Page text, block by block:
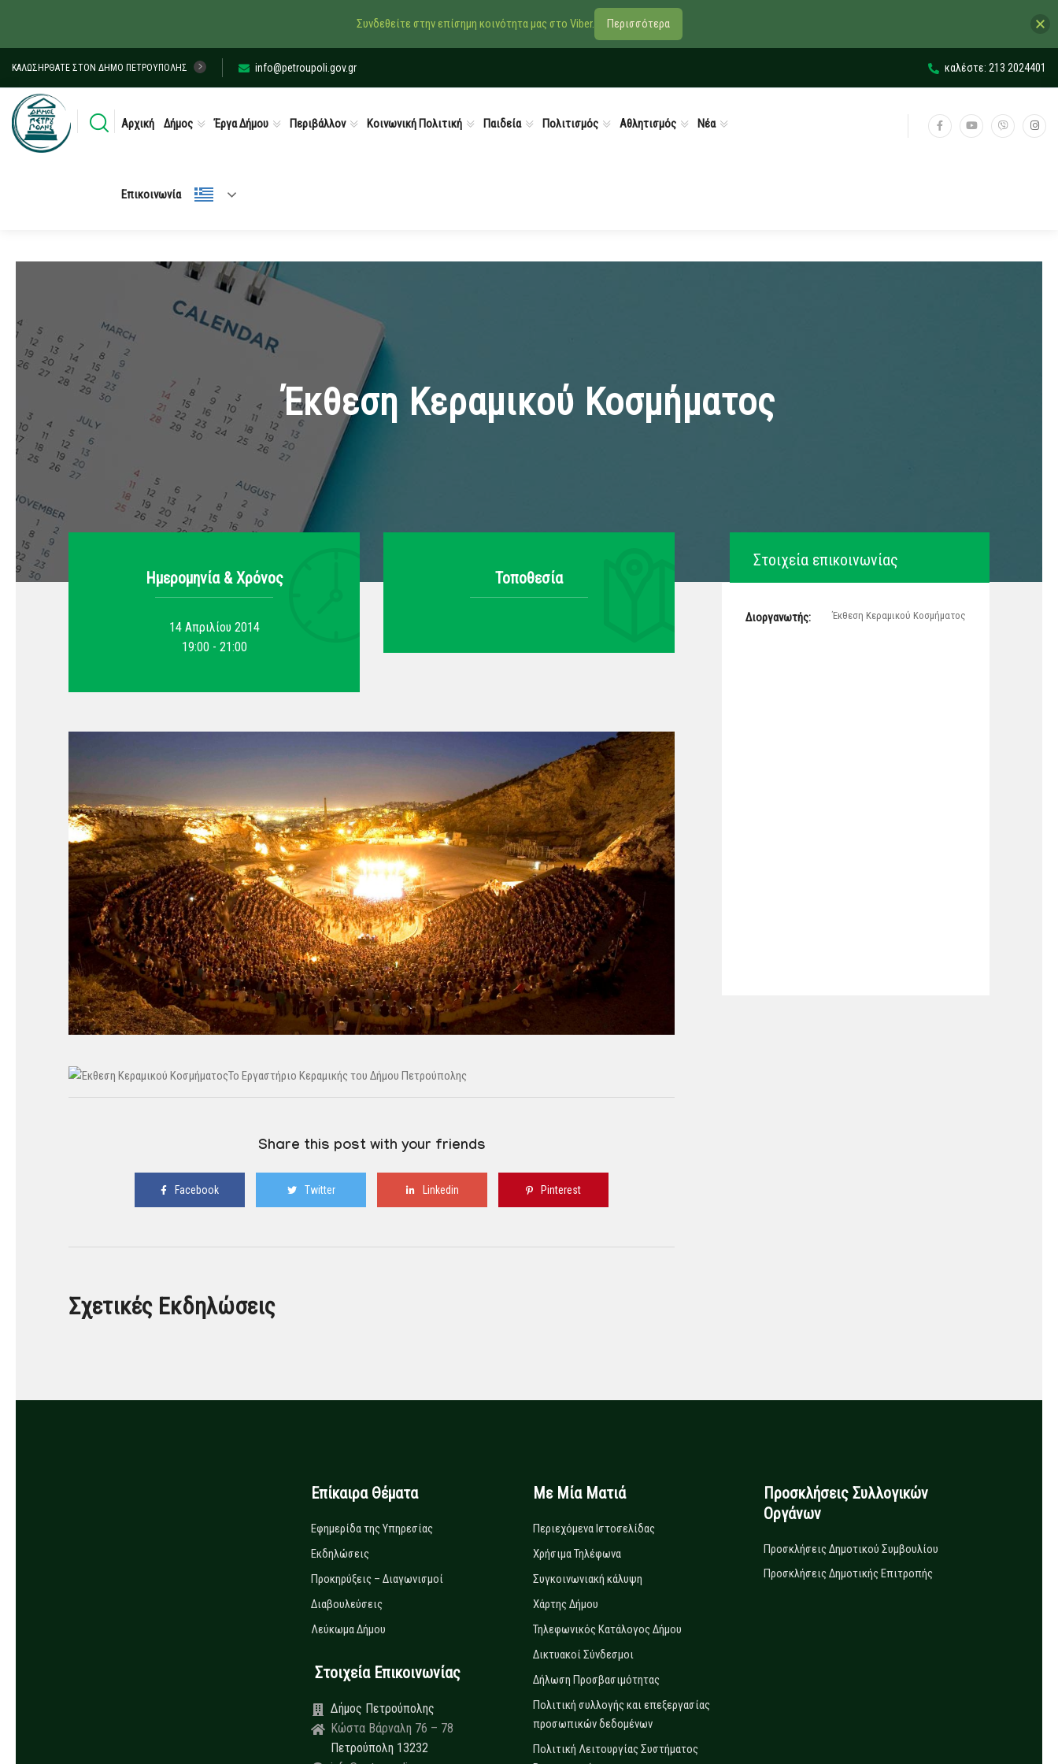
ΚΑΛΩΣΉΡΘΑΤΕ ΣΤΟΝ ΔΉΜΟ ΠΕΤΡΟΎΠΟΛΗΣ info@petroupoli.gov.gr καλέστε: 213 2024401
Αρχική Δήμος Έργα Δήμου Περιβάλλον Κοινωνική Πολιτική Παιδεία Πολιτισμός Αθλητισμός Νέα
Επικοινωνία
Έκθεση Κεραμικού Κοσμήματος
Ημερομηνία & Xρόνος
14 Απριλίου 2014
19:00 - 21:00
Τοποθεσία
Το Εργαστήριο Κεραμικής του Δήμου Πετρούπολης
Share this post with your friends
Facebook Twitter Linkedin Pinterest
Σχετικές Εκδηλώσεις
Στοιχεία επικοινωνίας
Διοργανωτής: Έκθεση Κεραμικού Κοσμήματος
Επίκαιρα Θέματα
Εφημερίδα της Υπηρεσίας
Εκδηλώσεις
Προκηρύξεις – Διαγωνισμοί
Διαβουλεύσεις
Λεύκωμα Δήμου
Στοιχεία Επικοινωνίας
Δήμος Πετρούπολης
Κώστα Βάρναλη 76 – 78
Πετρούπολη 13232
Με Μία Ματιά
Περιεχόμενα Ιστοσελίδας
Χρήσιμα Τηλέφωνα
Συγκοινωνιακή κάλυψη
Χάρτης Δήμου
Τηλεφωνικός Κατάλογος Δήμου
Δικτυακοί Σύνδεσμοι
Δήλωση Προσβασιμότητας
Πολιτική συλλογής και επεξεργασίας
προσωπικών δεδομένων
Πολιτική Λειτουργίας Συστήματος
Προσκλήσεις Συλλογικών
Οργάνων
Προσκλήσεις Δημοτικού Συμβουλίου
Προσκλήσεις Δημοτικής Επιτροπής
Συνδεθείτε στην επίσημη κοινότητα μας στο Viber. Περισσότερα